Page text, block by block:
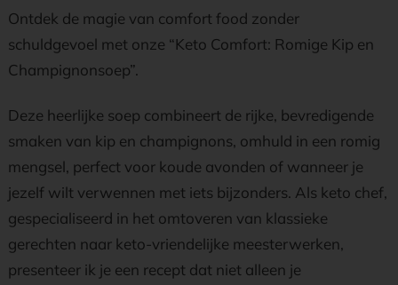
Ontdek de magie van comfort food zonder
schuldgevoel met onze “Keto Comfort: Romige Kip en
Champignonsoep”.
Deze heerlijke soep combineert de rijke, bevredigende
smaken van kip en champignons, omhuld in een romig
mengsel, perfect voor koude avonden of wanneer je
jezelf wilt verwennen met iets bijzonders. Als keto chef,
gespecialiseerd in het omtoveren van klassieke
gerechten naar keto-vriendelijke meesterwerken,
presenteer ik je een recept dat niet alleen je